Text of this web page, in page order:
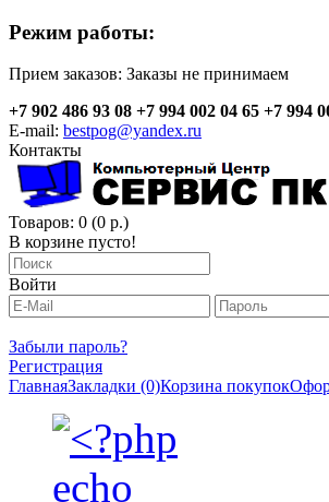
Режим работы:
Прием заказов: Заказы не принимаем
+7 902 486 93 08 +7 994 002 04 65 +7 994
E-mail: bestpog@yandex.ru
Контакты
Товаров: 0 (0 р.)
В корзине пусто!
Войти
Забыли пароль?
Регистрация
ГлавнаяЗакладки (0)Корзина покупок